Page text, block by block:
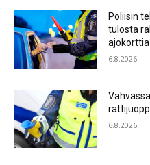
Poliisin
tulosta
6.8.2026
6.8.2026